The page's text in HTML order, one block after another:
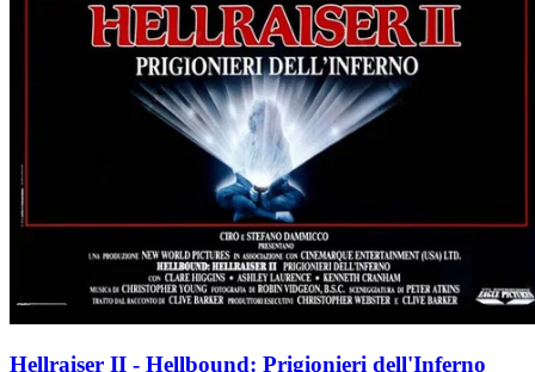
Hellraiser II - Hellbound: Prigionieri dell'Inferno